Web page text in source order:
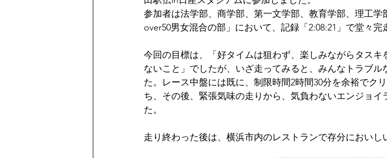
参加者は法学部、商学部、第一文学部、教育学部、理工
over50男女混合の部」において、記録「2:08:21」で堂々完
今回の目標は、「好タイムは狙わず、楽しみながらタスキ
ないこと」でしたが、いざ走ってみると、みんなトラブル
た。レース中盤には既に、制限時間2時間30分を余裕でク
ち、その後、緊張気味の走りから、気負わないエンジョイ
た。
走り終わった後は、横浜市内のレストランで存分においし